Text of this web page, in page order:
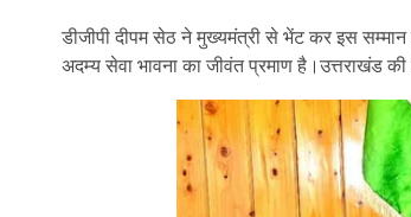
डीजीपी दीपम सेठ ने मुख्यमंत्री से भेंट कर इस
अदम्य सेवा भावना का जीवंत प्रमाण है।उत्तराखंड